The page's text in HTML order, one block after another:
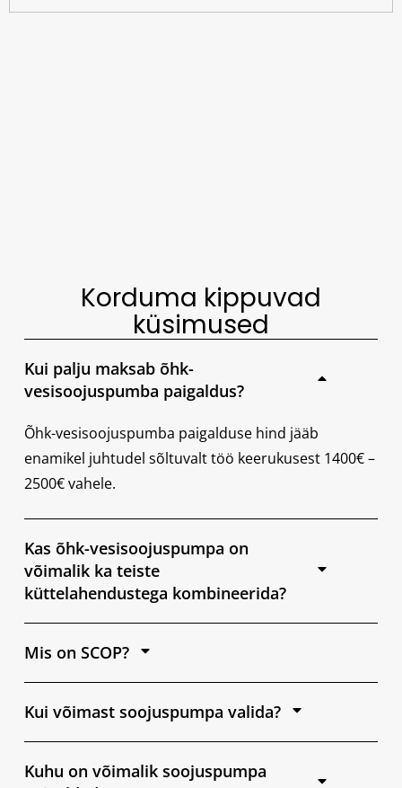
Korduma kippuvad
küsimused
Kui palju maksab õhk-
vesisoojuspumba paigaldus?
Õhk-vesisoojuspumba paigalduse hind jääb
enamikel juhtudel sõltuvalt töö keerukusest 1400€ –
2500€ vahele.
Kas õhk-vesisoojuspumpa on
võimalik ka teiste
küttelahendustega kombineerida?
Mis on SCOP?
Kui võimast soojuspumpa valida?
Kuhu on võimalik soojuspumpa